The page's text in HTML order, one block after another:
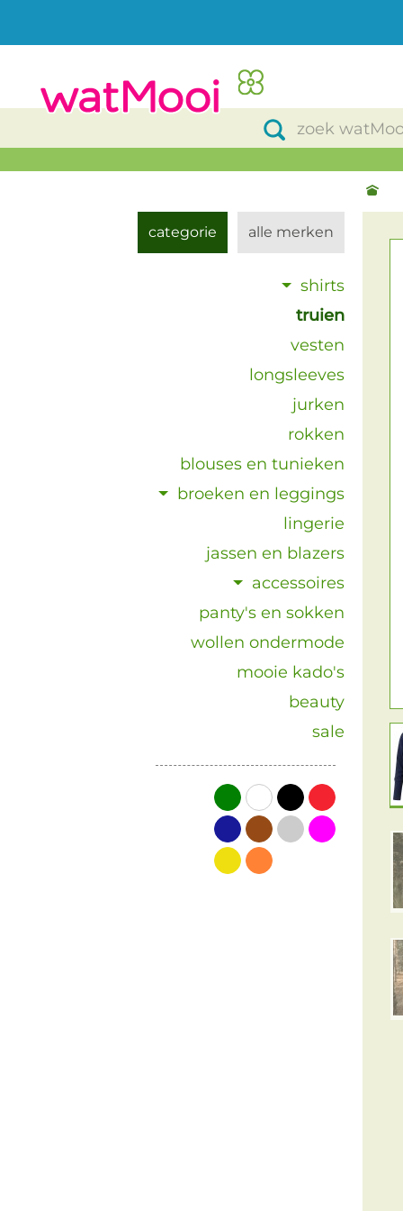
categorie
shirts
truien
vesten
longsleeves
jurken
rokken
blouses en tunieken
broeken en leggings
lingerie
jassen en blazers
accessoires
panty's en sokken
wollen ondermode
mooie kado's
beauty
sale
groenwit zwartrood
blauwbruingrijsroze
geeloranje
alle merken